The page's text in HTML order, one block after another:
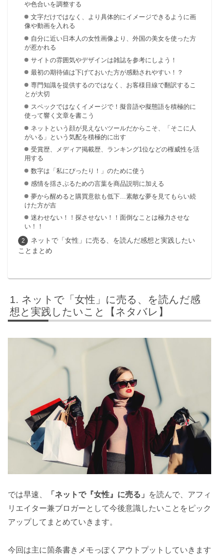
や色合いを調整する
文字だけではなく、より具体的にイメージできるように画
像や動画を入れる
自分に近い日本人の女性画像より、外国の美女を使った方
が惹かれる
サイトの雰囲気やデザインは雑誌を参考にしよう！
最初の期待値は下げておいた方が感動されやすい！？
専門知識を提供するのではなく、お客様目線で翻訳するこ
とが大切
スペックではなくイメージで！擬音語や擬態語を積極的に
使って響く文章を書こう
ネットという顔が見えないツールだからこそ、「そこに人
がいる」という気配を積極的に出す
受賞歴、メディア掲載歴、ランキング1位などの権威性を活
用する
数字は「私にぴったり！」のために使う
感情を揺さぶるための言葉を商品説明に加える
夢から醒めると購買意欲も低下…素敵な夢を見てもらい続
けた方が吉
迷わせない！！探させない！！面倒なことは極力させな
い！！
ネットで「女性」に売る、を読んだ感想と実践したい
ことまとめ
ネットで「女性」に売る、を読んだ感
想と実践したいこと【ネタバレ】
では早速、 「ネットで『女性』に売る」
を読んで、アフィ
リエイター兼ブロガーとして今後意識したいことをピック
アップしてまとめていきます。
今回は主に箇条書きメモっぽくアウトプットしていきます